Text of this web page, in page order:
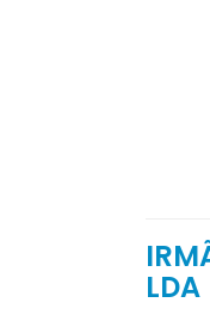
LDA